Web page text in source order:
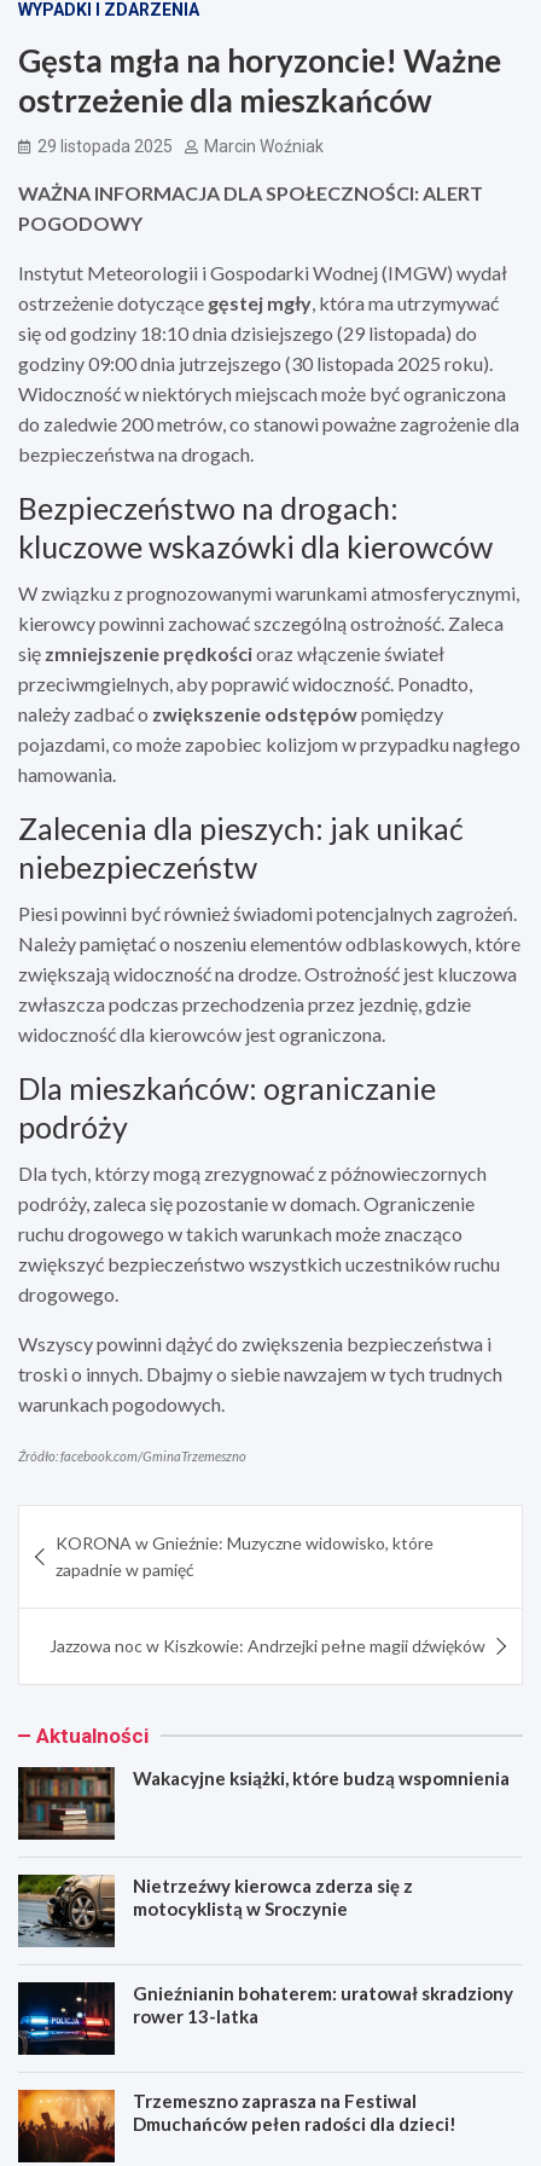
WYPADKI I ZDARZENIA
Gęsta mgła na horyzoncie! Ważne
ostrzeżenie dla mieszkańców
29 listopada 2025 Marcin Woźniak
WAŻNA INFORMACJA DLA SPOŁECZNOŚCI: ALERT
POGODOWY
Instytut Meteorologii i Gospodarki Wodnej (IMGW) wydał
ostrzeżenie dotyczące gęstej mgły, która ma utrzymywać
się od godziny 18:10 dnia dzisiejszego (29 listopada) do
godziny 09:00 dnia jutrzejszego (30 listopada 2025 roku).
Widoczność w niektórych miejscach może być ograniczona
do zaledwie 200 metrów, co stanowi poważne zagrożenie dla
bezpieczeństwa na drogach.
Bezpieczeństwo na drogach:
kluczowe wskazówki dla kierowców
W związku z prognozowanymi warunkami atmosferycznymi,
kierowcy powinni zachować szczególną ostrożność. Zaleca
się zmniejszenie prędkościoraz włączenie świateł
przeciwmgielnych, aby poprawić widoczność. Ponadto,
należy zadbać o zwiększenie odstępówpomiędzy
pojazdami, co może zapobiec kolizjom w przypadku nagłego
hamowania.
Zalecenia dla pieszych: jak unikać
niebezpieczeństw
Piesi powinni być również świadomi potencjalnych zagrożeń.
Należy pamiętać o noszeniu elementów odblaskowych, które
zwiększają widoczność na drodze. Ostrożność jest kluczowa
zwłaszcza podczas przechodzenia przez jezdnię, gdzie
widoczność dla kierowców jest ograniczona.
Dla mieszkańców: ograniczanie
podróży
Dla tych, którzy mogą zrezygnować z późnowieczornych
podróży, zaleca się pozostanie w domach. Ograniczenie
ruchu drogowego w takich warunkach może znacząco
zwiększyć bezpieczeństwo wszystkich uczestników ruchu
drogowego.
Wszyscy powinni dążyć do zwiększenia bezpieczeństwa i
troski o innych. Dbajmy o siebie nawzajem w tych trudnych
warunkach pogodowych.
Źródło: facebook.com/GminaTrzemeszno
wpisu
KORONA w Gnieźnie: Muzyczne widowisko, które
zapadnie w pamięć
Jazzowa noc w Kiszkowie: Andrzejki pełne magii dźwięków
Aktualności
Wakacyjne książki, które budzą wspomnienia
Nietrzeźwy kierowca zderza się z
motocyklistą w Sroczynie
Gnieźnianin bohaterem: uratował skradziony
rower 13-latka
Trzemeszno zaprasza na Festiwal
Dmuchańców pełen radości dla dzieci!
W
N